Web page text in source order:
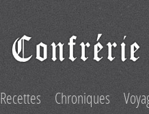
Recettes Chroniques